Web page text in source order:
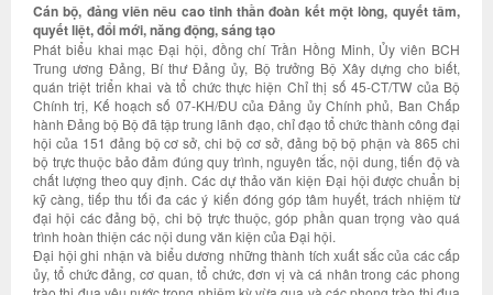
Cán bộ, đảng viên nêu cao tinh thần đoàn kết một lòng, quyết tâm,
quyết liệt, đổi mới, năng động, sáng tạo
Phát biểu khai mạc Đại hội, đồng chí Trần Hồng Minh, Ủy viên BCH
Trung ương Đảng, Bí thư Đảng ủy, Bộ trưởng Bộ Xây dựng cho biết,
quán triệt triển khai và tổ chức thực hiện Chỉ thị số 45-CT/TW của Bộ
Chính trị, Kế hoạch số 07-KH/ĐU của Đảng ủy Chính phủ, Ban Chấp
hành Đảng bộ Bộ đã tập trung lãnh đạo, chỉ đạo tổ chức thành công đại
hội của 151 đảng bộ cơ sở, chi bộ cơ sở, đảng bộ bộ phận và 865 chi
bộ trực thuộc bảo đảm đúng quy trình, nguyên tắc, nội dung, tiến độ và
chất lượng theo quy định. Các dự thảo văn kiện Đại hội được chuẩn bị
kỹ càng, tiếp thu tối đa các ý kiến đóng góp tâm huyết, trách nhiệm từ
đại hội các đảng bộ, chi bộ trực thuộc, góp phần quan trọng vào quá
trình hoàn thiện các nội dung văn kiện của Đại hội.
Đại hội ghi nhận và biểu dương những thành tích xuất sắc của các cấp
ủy, tổ chức đảng, cơ quan, tổ chức, đơn vị và cá nhân trong các phong